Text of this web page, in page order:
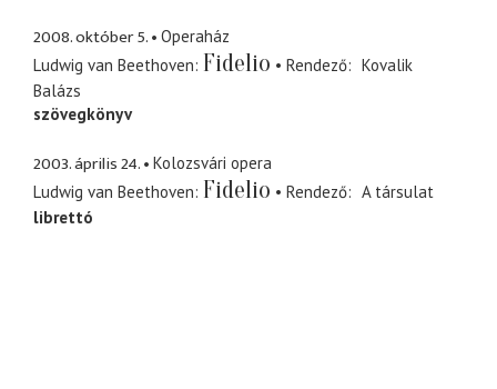
2008. október 5.
Operaház
Ludwig van Beethoven Fidelio Rendező
Kovalik
Balázs
szövegkönyv
2003. április 24.
Kolozsvári opera
Ludwig van Beethoven Fidelio Rendező
A társulat
librettó